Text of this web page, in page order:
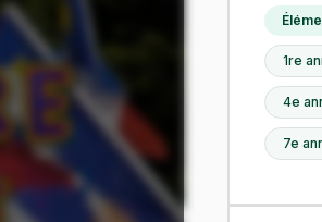
1re
4e
7e